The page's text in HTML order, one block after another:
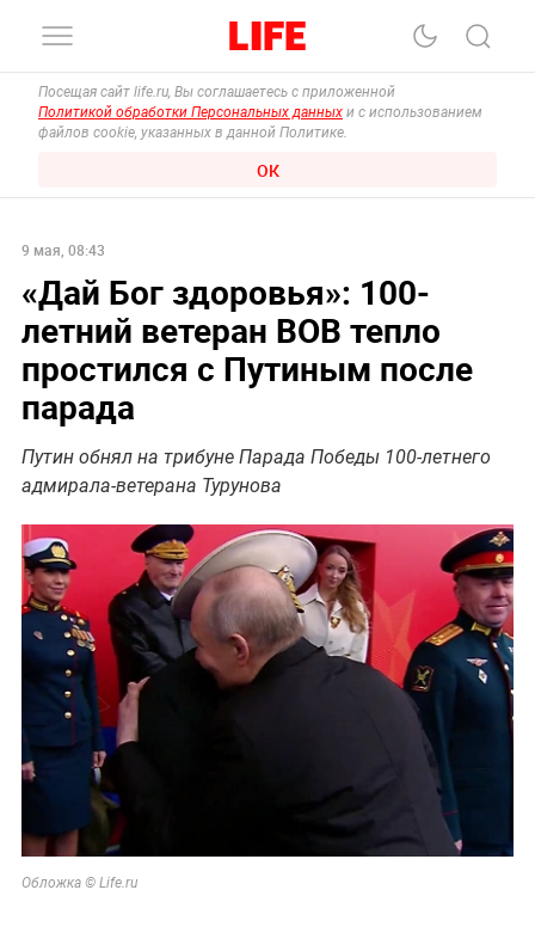
Посещая сайт life.ru, Вы соглашаетесь с приложенной
Политикой обработки Персональных данных и с использованием
файлов cookie, указанных в данной Политике.
ОК
9 мая, 08:43
«Дай Бог здоровья»: 100-
летний ветеран ВОВ тепло
простился с Путиным после
парада
Путин обнял на трибуне Парада Победы 100-летнего
адмирала-ветерана Турунова
Обложка © Life.ru